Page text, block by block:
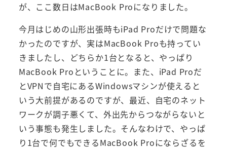
が、ここ数日はMacBook Proになりました。
今月はじめの山形出張時もiPad Proだけで問題な
かったのですが、実はMacBook Proも持ってい
きましたし、どちらか1台となると、やっぱり
MacBook Proということに。また、iPad Proだ
とVPNで自宅にあるWindowsマシンが使えると
いう大前提があるのですが、最近、自宅のネット
ワークが調子悪くて、外出先からつながらないと
いう事態も発生しました。そんなわけで、やっぱ
り1台で何でもできるMacBook Proにならざるを